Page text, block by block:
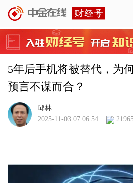
5年后手机将被替代，为
预言不谋而合？
邱林
2025-11-03 07:06:54